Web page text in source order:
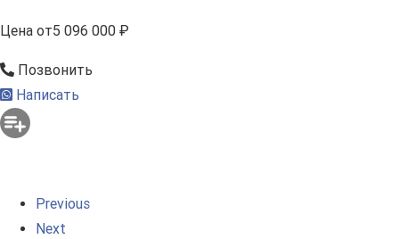
Цена от5 096 000 ₽
Позвонить
Написать
Previous
Next